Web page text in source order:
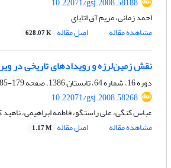
احمد زمانی، مریم آق اتابای
مشاهده مقاله
اصل مقاله 628.07 K
نقش زمین‌لرزه و رویدادهای تاریخی در
دوره 16، شماره 64، تابستان 1386، صفحه
179-185
10.22071/gsj.2008.58268
عباس کنگی، علی راستگو، فاطمه ابراهیمی،
مشاهده مقاله
اصل مقاله 1.17 M